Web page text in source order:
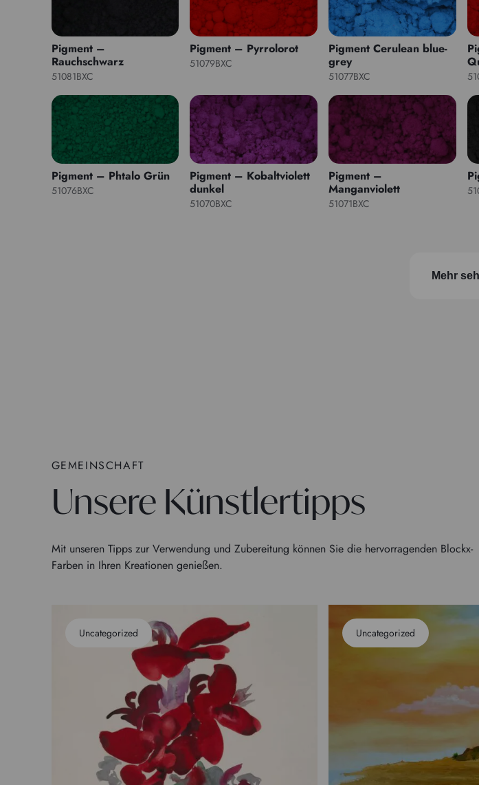
Pigment –
Rauchschwarz
51081BXC
Pigment – Pyrrolorot
51079BXC
Pigment Cerulean blue-
grey
51077BXC
Pigment – Phtalo Grün
51076BXC
Pigment – Kobaltviolett
dunkel
51070BXC
Pigment –
Manganviolett
51071BXC
Mehr
GEMEINSCHAFT
Unsere Künstlertipps
Mit unseren Tipps zur Verwendung und Zubereitung können Sie die hervorragenden Blockx-
Farben in Ihren Kreationen genießen.
Uncategorized Uncategorized